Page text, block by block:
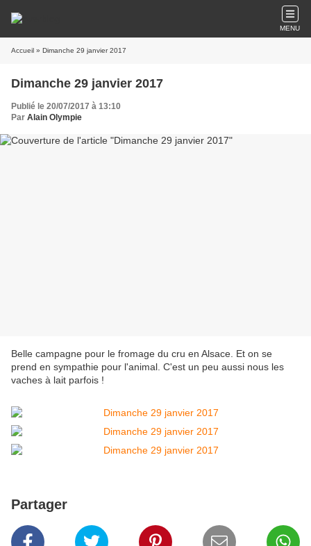
MENU
Accueil » Dimanche 29 janvier 2017
Dimanche 29 janvier 2017
Publié le 20/07/2017 à 13:10
Par Alain Olympie
Belle campagne pour le fromage du cru en Alsace. Et on se
prend en sympathie pour l'animal. C'est un peu aussi nous les
vaches à lait parfois !
Partager